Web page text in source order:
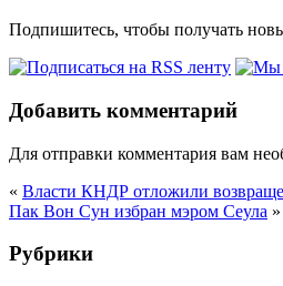
Подпишитесь, чтобы получать
Добавить комментарий
Для отправки комментария вам
« Власти КНДР отложили
Пак Вон Сун избран мэром Сеула »
Рубрики